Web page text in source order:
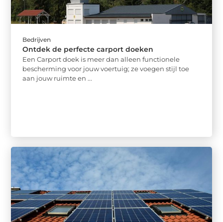
Bedrijven
Ontdek de perfecte carport doeken
Een Carport doek is meer dan alleen functionele
bescherming voor jouw voertuig; ze voegen stijl toe
aan jouw ruimte en ...